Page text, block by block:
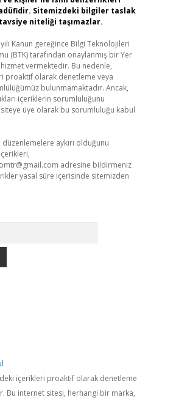
Sitemizdeki bilgiler taslak
niteliği taşımazlar.
Kanun gereğince Bilgi Teknolojileri
(BTK) tarafından onaylanmış bir Yer
hizmet vermektedir. Bu nedenle,
proaktif olarak denetleme veya
bulunmamaktadır. Ancak,
içeriklerin sorumluluğunu
üye olarak bu sorumluluğu kabul
düzenlemelere aykırı olduğunu
adresine bildirmeniz
yasal süre içerisinde sitemizden
içerikleri proaktif olarak denetleme
Bu internet sitesi, herhangi bir marka,